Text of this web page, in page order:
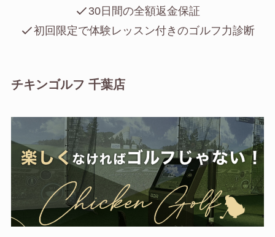
30日間の全額返金保証
初回限定で体験レッスン付きのゴルフ力診断
チキンゴルフ 千葉店